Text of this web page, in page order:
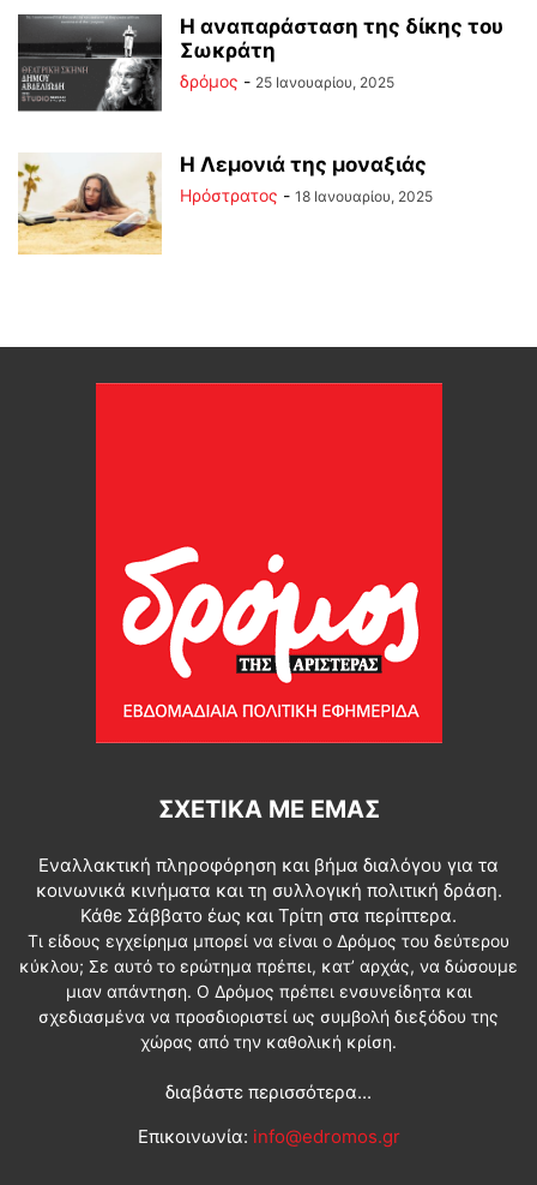
Η αναπαράσταση της δίκης του
Σωκράτη
δρόμος - 25 Ιανουαρίου, 2025
Η Λεμονιά της μοναξιάς
Ηρόστρατος - 18 Ιανουαρίου, 2025
ΣΧΕΤΙΚΆ ΜΕ ΕΜΆΣ
Εναλλακτική πληροφόρηση και βήμα διαλόγου για τα
κοινωνικά κινήματα και τη συλλογική πολιτική δράση.
Κάθε Σάββατο έως και Τρίτη στα περίπτερα.
Τι είδους εγχείρημα μπορεί να είναι ο Δρόμος του δεύτερου
κύκλου; Σε αυτό το ερώτημα πρέπει, κατ’ αρχάς, να δώσουμε
μιαν απάντηση. Ο Δρόμος πρέπει ενσυνείδητα και
σχεδιασμένα να προσδιοριστεί ως συμβολή διεξόδου της
χώρας από την καθολική κρίση.
διαβάστε περισσότερα...
Επικοινωνία: info@edromos.gr